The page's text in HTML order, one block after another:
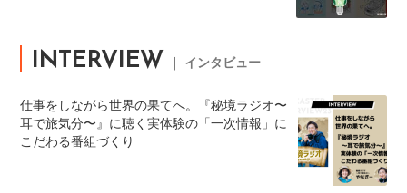
INTERVIEW ｜ インタビュー
仕事をしながら世界の果てへ。『秘境ラジオ〜
耳で旅気分〜』に聴く実体験の「一次情報」に
こだわる番組づくり